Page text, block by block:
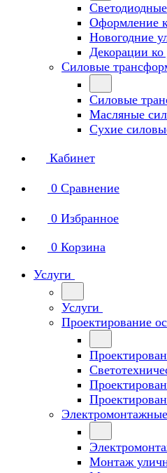
Оформление
Новогодние
Декорации
Силовые
Силовые
Масляные
Сухие
Кабинет
0 Сравнение
0 Избранное
0 Корзина
Услуги
Услуги
Проектирование
Монтаж